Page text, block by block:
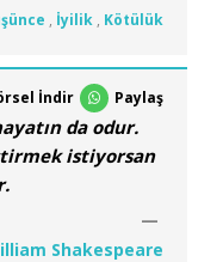
, İyilik , Kötülük
İndir Paylaş
da odur.
istiyorsan
Shakespeare